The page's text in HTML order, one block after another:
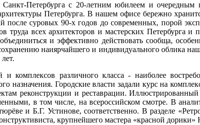
Петербурга с 20-летним юбилеем и очередным
Петербурга. В нашем офисе бережно
после суровых 90-х годов до современных, порой
труда всех архитекторов и мастерских Петербурга и
и эффективно действовать сообща,
наиярчайшего и индивидуального облика
комплексов различного класса - наиболее
назначения. Городские власти задали курс на
реконструкции и реставрации. Иллюстрированный
в том числе, на всероссийском смотре. В
и Б.Г. Устинове, соответственно. В разделе
крупнейшего мастера «красной